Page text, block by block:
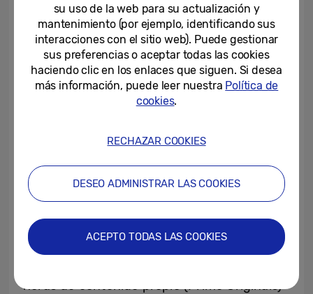
empresas están deseando aplicar el
programa de especificaciones y de
certificación 3C. Más de 25 empresas que
abarcan muchas industrias diferentes han
expresado un gran interés en apoyar la
plataforma HDR10+, reforzando todavía más
Amazon Prime Video, el primer proveedor
de servicios de streaming en adoptar
HDR10+, ha hecho que toda la biblioteca
HDR del servicio Prime Video esté disponible
en HDR10+ a nivel mundial. El catálogo de
horas de contenido propio (Prime Originals)
su uso de la web para su actualización y
mantenimiento (por ejemplo, identificando sus
interacciones con el sitio web). Puede gestionar
sus preferencias o aceptar todas las cookies
haciendo clic en los enlaces que siguen. Si desea
más información, puede leer nuestra Política de
cookies.
RECHAZAR COOKIES
DESEO ADMINISTRAR LAS COOKIES
ACEPTO TODAS LAS COOKIES